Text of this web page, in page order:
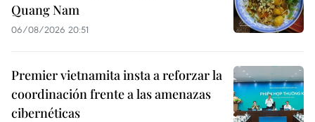
Quang Nam
06/08/2026 20:51
Premier vietnamita insta a reforzar la
coordinación frente a las amenazas
cibernéticas